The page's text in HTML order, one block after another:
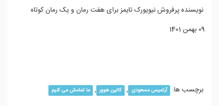
نویسنده پرفروش نیویورک تایمز برای هفت رمان و یک رمان کوتاه
09 بهمن 1401
برچسب ها: آرتمیس مسعودی , کالین هوور , ما تمامش می کنیم